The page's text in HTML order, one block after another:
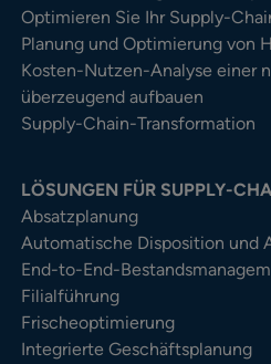
Optimieren Sie Ihr Supply-
Planung und Optimierung von
Kosten-Nutzen-Analyse einer
überzeugend aufbauen
Supply-Chain-Transformation
LÖSUNGEN FÜR SUPPLY-
Absatzplanung
Automatische Disposition und
End-to-End-
Filialführung
Frischeoptimierung
Integrierte Geschäftsplanung